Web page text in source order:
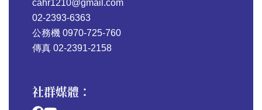
cahr1210@gmail.com
02-2393-6363
公務機 0970-725-760
傳真 02-2391-2158
社群媒體：